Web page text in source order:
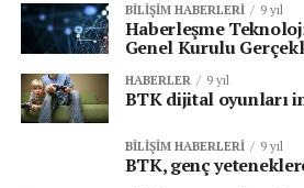
BILIŞIM HABERLERI 9 yıl
Haberleşme
Genel Kurulu
HABERLER 9 yıl
BTK dijital oyunları
BILIŞIM HABERLERI 9 yıl
BTK, genç